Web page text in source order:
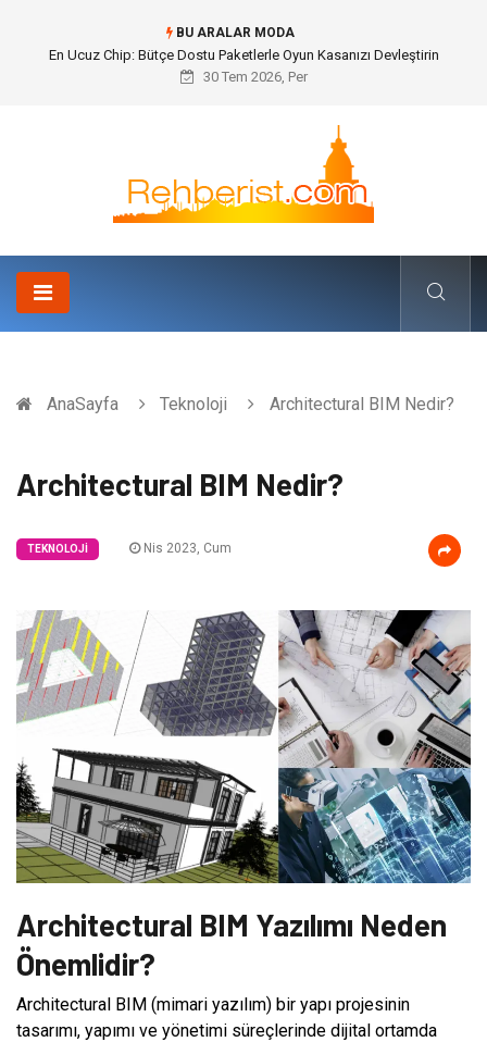
BU ARALAR MODA
Bohem Ev Dekoru Nedir?
30 Tem 2026, Per
AnaSayfa Teknoloji Architectural BIM Nedir?
Architectural BIM Nedir?
TEKNOLOJI Nis 2023, Cum
Architectural BIM Yazılımı Neden
Önemlidir?
Architectural BIM (mimari yazılım) bir yapı projesinin
tasarımı, yapımı ve yönetimi süreçlerinde dijital ortamda